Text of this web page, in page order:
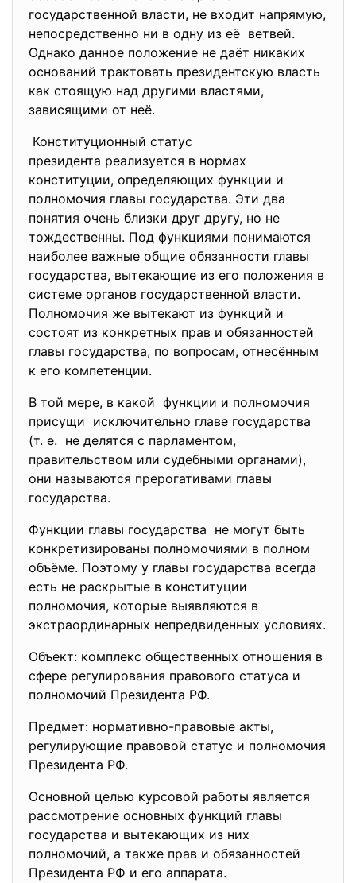
государственной власти, не входит напрямую,
непосредственно ни в одну из её ветвей.
Однако данное положение не даёт никаких
оснований трактовать президентскую власть
как стоящую над другими властями,
зависящими от неё.
Конституционный статус
президента реализуется в нормах
конституции, определяющих функции и
полномочия главы государства. Эти два
понятия очень близки друг другу, но не
тождественны. Под функциями понимаются
наиболее важные общие обязанности главы
государства, вытекающие из его положения в
системе органов государственной власти.
Полномочия же вытекают из функций и
состоят из конкретных прав и обязанностей
главы государства, по вопросам, отнесённым
к его компетенции.
В той мере, в какой функции и полномочия
присущи исключительно главе государства
(т. е. не делятся с парламентом,
правительством или судебными органами),
они называются прерогативами главы
государства.
Функции главы государства не могут быть
конкретизированы полномочиями в полном
объёме. Поэтому у главы государства всегда
есть не раскрытые в конституции
полномочия, которые выявляются в
экстраординарных непредвиденных условиях.
Объект: комплекс общественных отношения в
сфере регулирования правового статуса и
полномочий Президента РФ.
Предмет: нормативно-правовые акты,
регулирующие правовой статус и полномочия
Президента РФ.
Основной целью курсовой работы является
рассмотрение основных функций главы
государства и вытекающих из них
полномочий, а также прав и обязанностей
Президента РФ и его аппарата.